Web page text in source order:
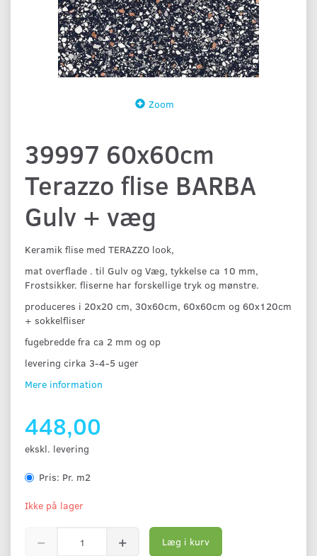
Zoom
39997 60x60cm
Terazzo flise BARBA
Gulv + væg
Keramik flise med TERAZZO look,
mat overflade . til Gulv og Væg, tykkelse ca 10 mm,
Frostsikker. fliserne har forskellige tryk og mønstre.
produceres i 20x20 cm, 30x60cm, 60x60cm og 60x120cm
+ sokkelfliser
fugebredde fra ca 2 mm og op
levering cirka 3-4-5 uger
Mere information
448,00
ekskl. levering
Pris: Pr. m2
Ikke på lager
Læg i kurv